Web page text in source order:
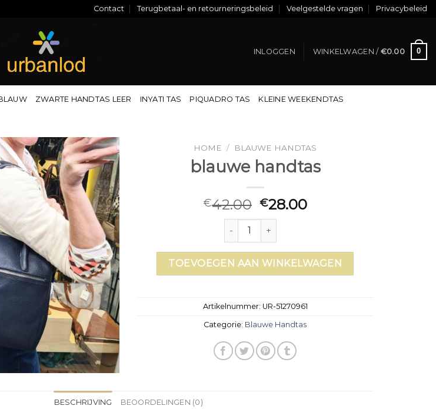
Contact Terugbetaal- en retourneringsbeleid Veelgestelde vragen Privacybeleid
INLOGGEN WINKELWAGEN / €0.00 0
ZWARTE HANDTAS LEER INYATI TAS PIQUADRO TAS KLEINE WEEKENDTAS
HOME / BLAUWE HANDTAS
blauwe handtas
€42.00 €28.00
blauwe handtas aantal
TOEVOEGEN AAN WINKELWAGEN
Artikelnummer: UR-51270961
Categorie: Blauwe Handtas
BESCHRIJVING BEOORDELINGEN (0)